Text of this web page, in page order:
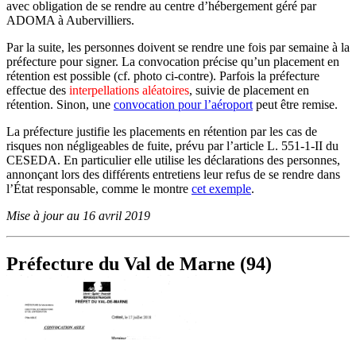
avec obligation de se rendre au centre d’hébergement géré par
ADOMA à Aubervilliers.
Par la suite, les personnes doivent se rendre une fois par semaine à la
préfecture pour signer. La convocation précise qu’un placement en
rétention est possible (cf. photo ci-contre). Parfois la préfecture
effectue des interpellations aléatoires, suivie de placement en
rétention. Sinon, une convocation pour l’aéroport peut être remise.
La préfecture justifie les placements en rétention par les cas de
risques non négligeables de fuite, prévu par l’article L. 551-1-II du
CESEDA. En particulier elle utilise les déclarations des personnes,
annonçant lors des différents entretiens leur refus de se rendre dans
l’État responsable, comme le montre cet exemple.
Mise à jour au 16 avril 2019
Préfecture du Val de Marne (94)